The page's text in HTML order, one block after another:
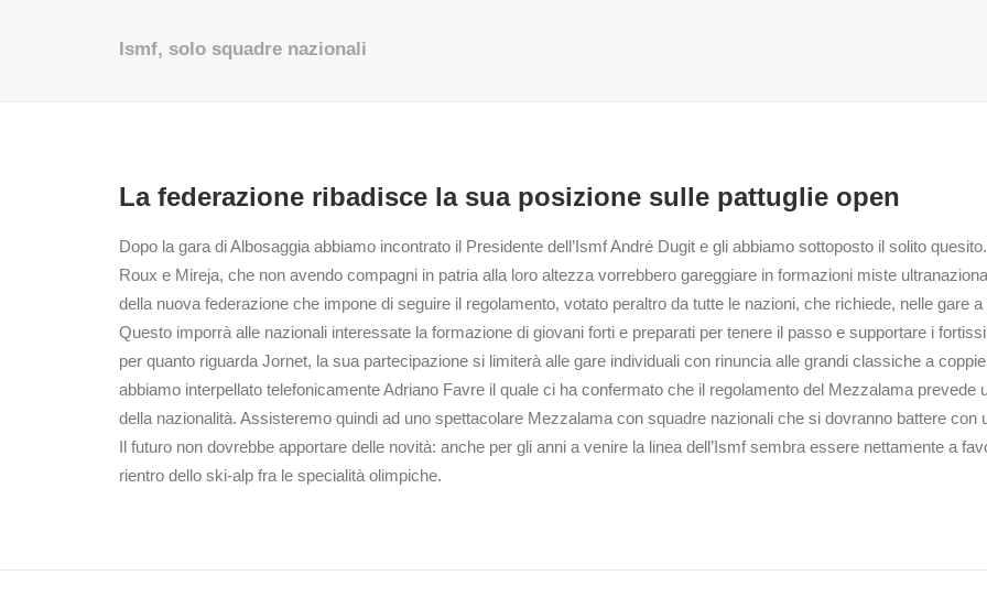
Ismf, solo squadre nazionali
La federazione ribadisce la sua posizione sulle pattuglie open
Dopo la gara di Albosaggia abbiamo incontrato il Presidente dell’Ismf André Dugit e gli abbiamo sottoposto il solito
Roux e Mireja, che non avendo compagni in patria alla loro altezza vorrebbero gareggiare in formazioni miste
della nuova federazione che impone di seguire il regolamento, votato peraltro da tutte le nazioni, che richiede, nelle gare
Questo imporrà alle nazionali interessate la formazione di giovani forti e preparati per tenere il passo e supportare i
per quanto riguarda Jornet, la sua partecipazione si limiterà alle gare individuali con rinuncia alle grandi classiche a
abbiamo interpellato telefonicamente Adriano Favre il quale ci ha confermato che il regolamento del Mezzalama
della nazionalità. Assisteremo quindi ad uno spettacolare Mezzalama con squadre nazionali che si dovranno battere con
Il futuro non dovrebbe apportare delle novità: anche per gli anni a venire la linea dell’Ismf sembra essere nettamente a
rientro dello ski-alp fra le specialità olimpiche.